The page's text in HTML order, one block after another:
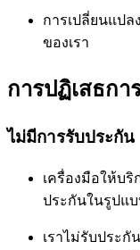
การเปลี่ยนแป
ของเรา
การปฏิเสธกา
ไม่มีการรับประกัน
เครื่องมือให้บ
ประกันในรูปแบ
เราไม่รับประ